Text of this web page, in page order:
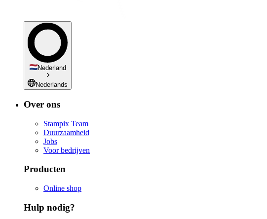
Nederland
Nederlands
Over ons
Stampix Team
Duurzaamheid
Jobs
Voor bedrijven
Producten
Online shop
Hulp nodig?